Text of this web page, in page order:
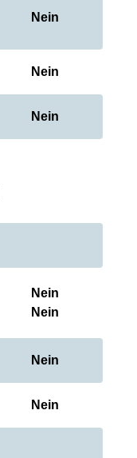
Nein
Nein
Nein
Nein
Nein
Nein
Nein